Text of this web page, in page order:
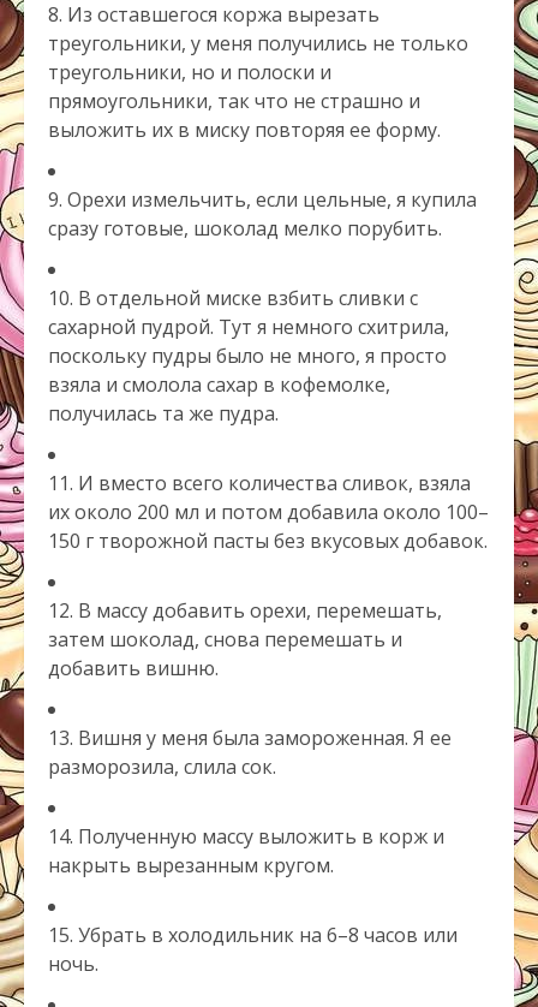
8. Из оставшегося коржа вырезать
треугольники, у меня получились не только
треугольники, но и полоски и
прямоугольники, так что не страшно и
выложить их в миску повторяя ее форму.
9. Орехи измельчить, если цельные, я купила
сразу готовые, шоколад мелко порубить.
10. В отдельной миске взбить сливки с
сахарной пудрой. Тут я немного схитрила,
поскольку пудры было не много, я просто
взяла и смолола сахар в кофемолке,
получилась та же пудра.
11. И вместо всего количества сливок, взяла
их около 200 мл и потом добавила около 100–
150 г творожной пасты без вкусовых добавок.
12. В массу добавить орехи, перемешать,
затем шоколад, снова перемешать и
добавить вишню.
13. Вишня у меня была замороженная. Я ее
разморозила, слила сок.
14. Полученную массу выложить в корж и
накрыть вырезанным кругом.
15. Убрать в холодильник на 6–8 часов или
ночь.